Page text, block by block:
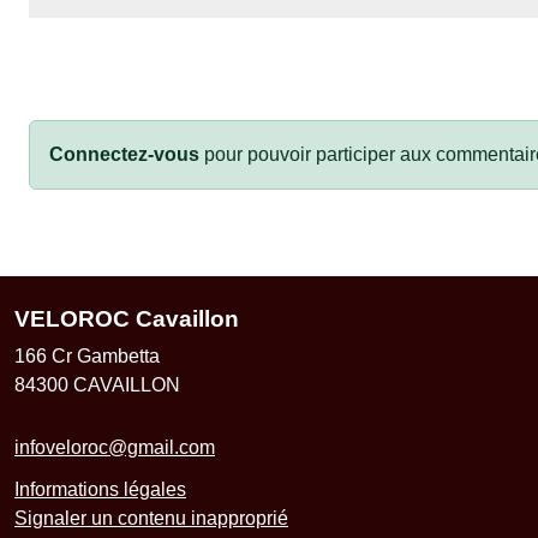
Connectez-vous pour pouvoir participer aux
VELOROC Cavaillon
166 Cr Gambetta
84300 CAVAILLON
infoveloroc@gmail.com
Informations légales
Signaler un contenu inapproprié